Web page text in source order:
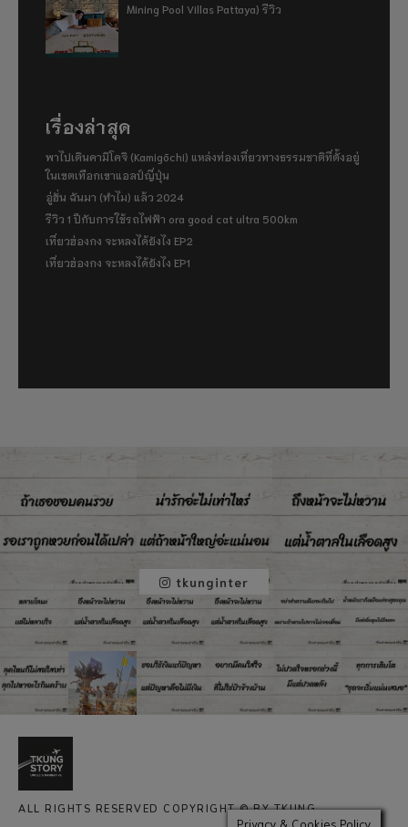
Mining Pool Villas Pattaya) รีวิว
เรื่องล่าสุด
พาไปเดินคามิโคจิ (Kamigōchi) แหล่งท่องเที่ยวทางธรรมชาติที่ตั้งอยู่
ในเขตเทือกเขาแอลป์ญี่ปุ่น
อู่ฮั่น ฉันมา (ทำไม) แล้ว 2024
รีวิว 1 ปีกับการใช้รถไฟฟ้า ora good cat ultra 500km
เที่ยวฮ่องกง จะหลงได้ยังไง EP2
เที่ยวฮ่องกง จะหลงได้ยังไง EP1
tkunginter
ALL RIGHTS RESERVED COPYRIGHT © BY TKUNG
Privacy & Cookies Policy